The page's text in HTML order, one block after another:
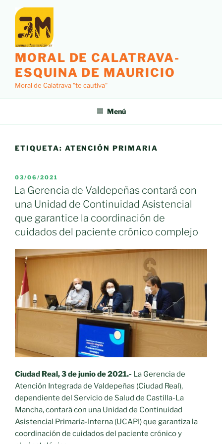
contenido
MORAL DE CALATRAVA-
ESQUINA DE MAURICIO
Moral de Calatrava "te cautiva"
Menú
ETIQUETA: ATENCIÓN PRIMARIA
PUBLICADO
EL
03/06/2021
La Gerencia de Valdepeñas contará con
una Unidad de Continuidad Asistencial
que garantice la coordinación de
cuidados del paciente crónico complejo
Ciudad Real, 3 de junio de 2021.- La Gerencia de
Atención Integrada de Valdepeñas (Ciudad Real),
dependiente del Servicio de Salud de Castilla-La
Mancha, contará con una Unidad de Continuidad
Asistencial Primaria-Interna (UCAPI) que garantiza la
coordinación de cuidados del paciente crónico y